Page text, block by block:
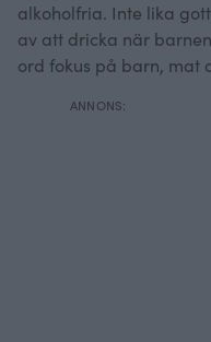
alkoholfria. Inte lika
av att dricka när
ord fokus på barn, mat